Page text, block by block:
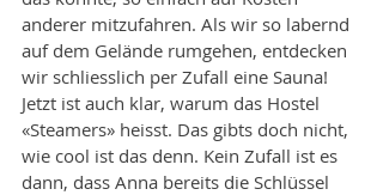
anderer mitzufahren. Als wir so labernd
auf dem Gelände rumgehen, entdecken
wir schliesslich per Zufall eine Sauna!
Jetzt ist auch klar, warum das Hostel
«Steamers» heisst. Das gibts doch nicht,
wie cool ist das denn. Kein Zufall ist es
dann, dass Anna bereits die Schlüssel